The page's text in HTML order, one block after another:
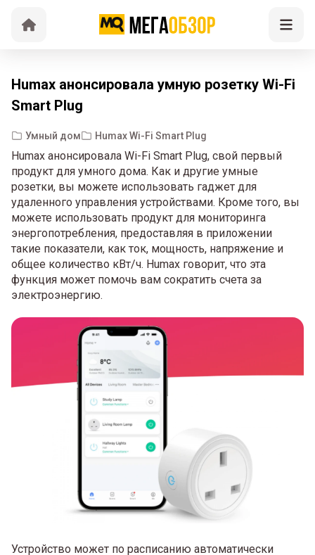
Humax анонсировала умную розетку Wi-Fi
Smart Plug
Умный дом Humax Wi-Fi Smart Plug
Humax анонсировала Wi-Fi Smart Plug, свой первый
продукт для умного дома. Как и другие умные
розетки, вы можете использовать гаджет для
удаленного управления устройствами. Кроме того, вы
можете использовать продукт для мониторинга
энергопотребления, предоставляя в приложении
такие показатели, как ток, мощность, напряжение и
общее количество кВт/ч. Humax говорит, что эта
функция может помочь вам сократить счета за
электроэнергию.
Устройство может по расписанию автоматически